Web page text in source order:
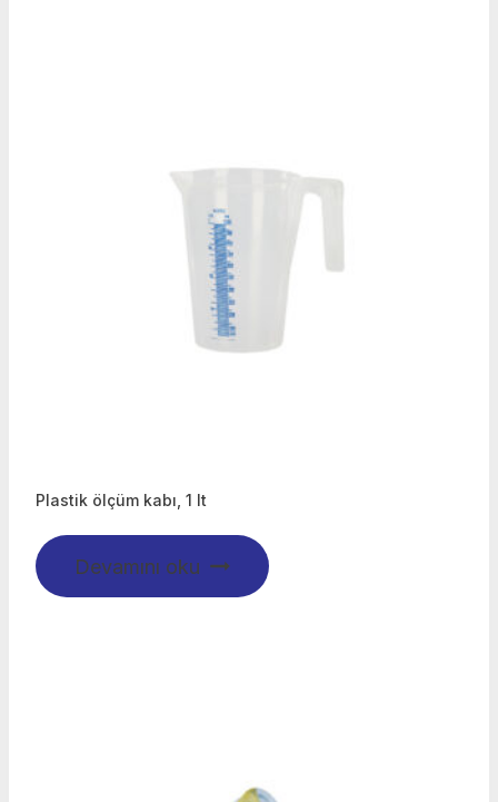
Plastik ölçüm kabı, 1 lt
Devamını oku